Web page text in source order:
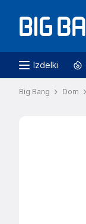
Izdelki
Big Bang Dom